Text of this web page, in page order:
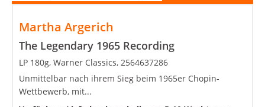
Martha Argerich
The Legendary 1965 Recording
LP 180g, Warner Classics, 2564637286
Unmittelbar nach ihrem Sieg beim 1965er Chopin-
Wettbewerb, mit...